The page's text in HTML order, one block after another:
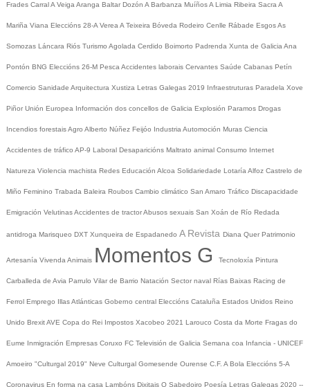
Frades CarralA Veiga Aranga Baltar Dozón A Barbanza MuíñosA Limia Ribeira Sacra A
Mariña Viana Eleccións 28-A Verea A Teixeira Bóveda Rodeiro Cenlle Rábade EsgosAs
Somozas Láncara Riós Turismo Agolada Cerdido Boimorto Padrenda Xunta de Galicia Ana
Pontón BNG Eleccións 26-M Pesca Accidentes laborais Cervantes Saúde Cabanas Petín
Comercio Sanidade Arquitectura Xustiza Letras Galegas 2019 Infraestruturas Paradela Xove
Piñor Unión Europea Información dos concellos de Galicia Explosión Paramos Drogas
Incendios forestaisAgro Alberto Núñez Feijóo Industria Automoción Muras Ciencia
Accidentes de tráfico AP-9 Laboral Desaparicións Maltrato animal Consumo Internet
Natureza Violencia machista Redes Educación Alcoa Solidariedade Lotaría Alfoz Castrelo de
Miño Feminino Trabada Baleira Roubos Cambio climático San Amaro Tráfico Discapacidade
Emigración VelutinasAccidentes de tractorAbusos sexuais San Xoán de Río Redada
antidroga Marisqueo DXT Xunqueira de Espadanedo A Revista Diana Quer Patrimonio
Artesanía Vivenda Animais Momentos G Tecnoloxía Pintura
Carballeda de Avia Parrulo Vilar de Barrio Natación Sector naval Rías Baixas Racing de
Ferrol Emprego Illas Atlánticas Goberno central Eleccións Cataluña Estados Unidos Reino
Unido BrexitAVE Copa do Rei Impostos Xacobeo 2021 Larouco Costa da Morte Fragas do
Eume Inmigración Empresas Coruxo FC Televisión de Galicia Semana coa Infancia - UNICEF
Amoeiro "Culturgal 2019" Neve Culturgal Gomesende Ourense C.F. A Bola Eleccións 5-A
Coronavirus En forma na casa Lambóns Dixitais O Sabedoiro Poesía Letras Galegas 2020 --